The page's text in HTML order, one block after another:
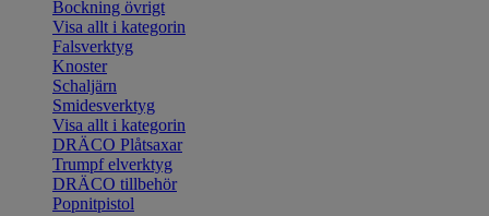
Bockning övrigt
Visa allt i kategorin
Falsverktyg
Knoster
Schaljärn
Smidesverktyg
Visa allt i kategorin
DRÄCO Plåtsaxar
Trumpf elverktyg
DRÄCO tillbehör
Popnitpistol